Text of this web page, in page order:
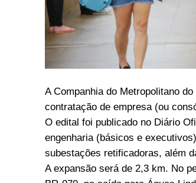
A Companhia do Metropolitano
contratação de empresa (ou
O edital foi publicado no Diário
engenharia (básicos e
subestações retificadoras, além
A expansão será de 2,3 km. No